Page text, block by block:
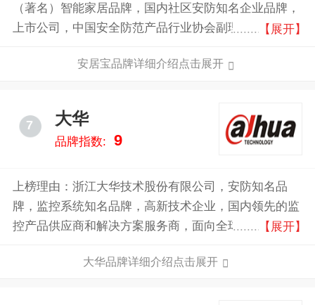
（著名）智能家居品牌，国内社区安防知名企业品牌，
上市公司，中国安全防范产品行业协会副理事长单位，
【展开】
安居宝品牌详细介绍点击展开
7 大华
品牌指数: 9
上榜理由：浙江大华技术股份有限公司，安防知名品
牌，监控系统知名品牌，高新技术企业，国内领先的监
控产品供应商和解决方案服务商，面向全球提供领先的
【展开】
大华品牌详细介绍点击展开